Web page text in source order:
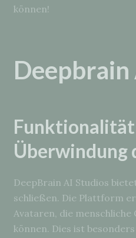
können!
Funktionalität
Überwindung
DeepBrain AI Studios
schließen. Die Plattform
Avataren, die menschliche
können. Dies ist